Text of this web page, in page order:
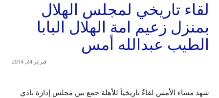
لقاء تاريخي لمجلس الهلال
بمنزل زعيم امة الهلال البابا
الطيب عبدالله أمس
فبراير 24, 2014
شهد مساء الأمس لقاءً تاريخياً للأهلة جمع بين مجلس إدارة نادي